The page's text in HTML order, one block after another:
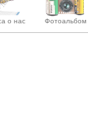
о нас Фотоальбом